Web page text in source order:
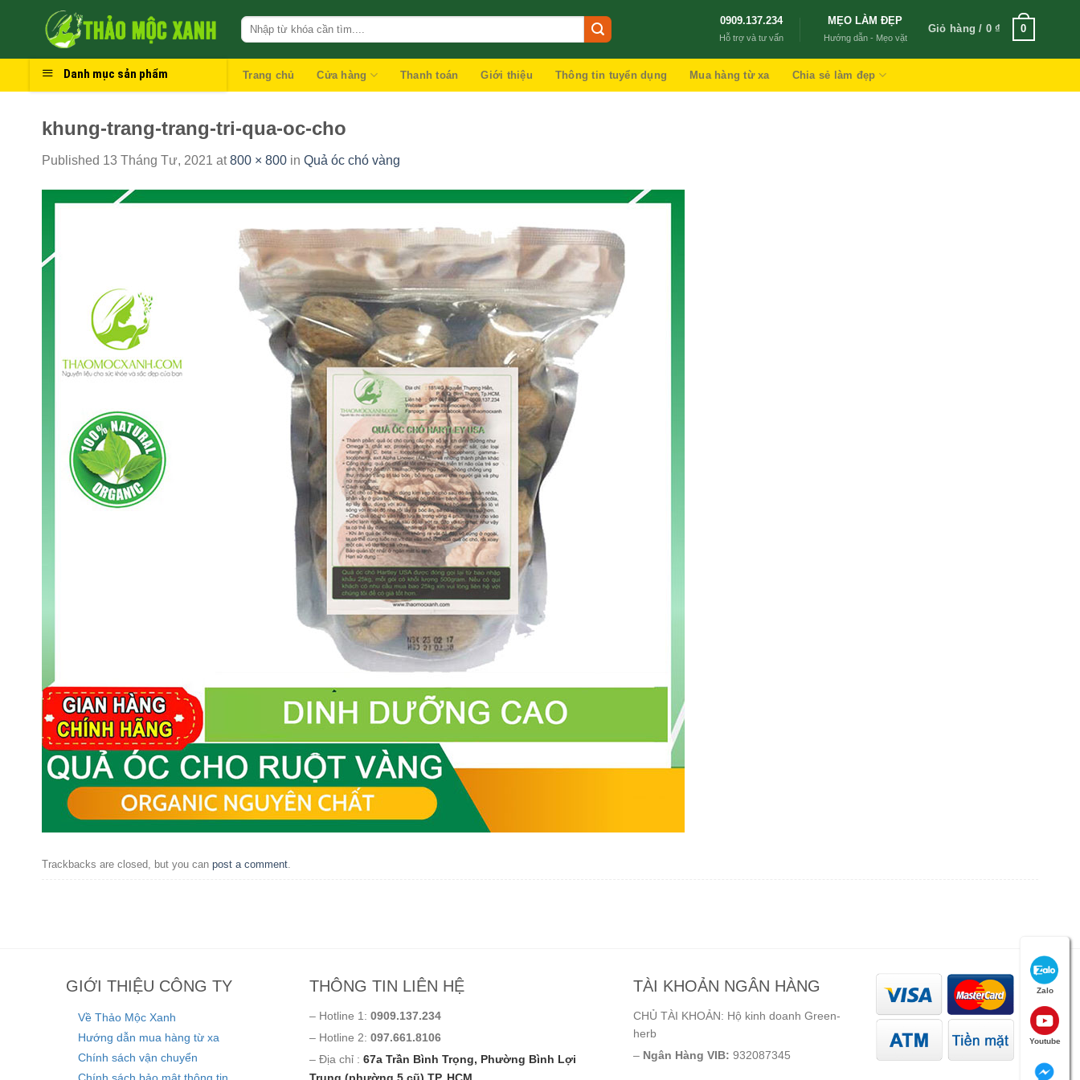
0909.137.234
Hỗ trợ và tư vấn
MẸO LÀM ĐẸP
Hướng dẫn - Mẹo vặt
Giỏ hàng / 0₫ 0
Danh mục sản phẩm Trang chủ Cửa hàng Thanh toán Giới thiệu Thông tin tuyển dụng Mua hàng từ xa Chia sẻ làm đẹp
khung-trang-trang-tri-qua-oc-cho
Published 13 Tháng Tư, 2021 at800 × 800 in Quả óc chó vàng
Trackbacks are closed, but you can post a comment.
GIỚI THIỆU CÔNG TY
Về Thảo Mộc Xanh
Hướng dẫn mua hàng từ xa
Chính sách vận chuyển
THÔNG TIN LIÊN HỆ
– Hotline 1: 0909.137.234
– Hotline 2: 097.661.8106
– Địa chỉ : 67a Trần Bình Trọng, Phường Bình Lợi
TÀI KHOẢN NGÂN HÀNG
CHỦ TÀI KHOẢN: Hộ kinh doanh Green-
herb
– Ngân Hàng VIB: 932087345
Zalo
Youtube